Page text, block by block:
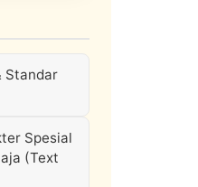
Standar
Spesial
(Text